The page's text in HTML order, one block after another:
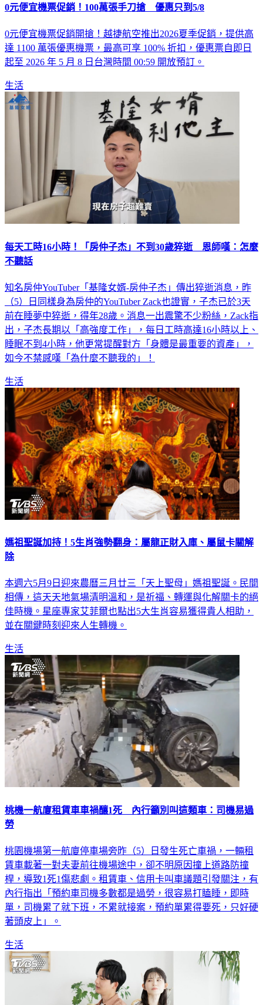
0元便宜機票促銷開搶！越捷航空推出2026夏季促銷，提供高
達 1100 萬張優惠機票，最高可享 100% 折扣，優惠票自即日
生活
每天工時16小時！「房仲子杰」不到30歲猝逝 恩師嘆：怎麼
知名房仲YouTuber「基隆女婿-房仲子杰」傳出猝逝消息，昨
（5）日同樣身為房仲的YouTuber Zack也證實，子杰已於3天
前在睡夢中猝逝，得年28歲。消息一出震驚不少粉絲，Zack指
出，子杰長期以「高強度工作」，每日工時高達16小時以上、
睡眠不到4小時，他更常提醒對方「身體是最重要的資產」，
生活
媽祖聖誕加持！5生肖強勢翻身：屬龍正財入庫、屬鼠卡關解
本週六5月9日迎來農曆三月廿三「天上聖母」媽祖聖誕。民間
相傳，這天天地氣場清明溫和，是祈福、轉運與化解關卡的絕
佳時機。星座專家艾菲爾也點出5大生肖容易獲得貴人相助，
生活
桃機一航廈租賃車車禍釀1死 內行籲別叫這類車：司機易過
桃園機場第一航廈停車場旁昨（5）日發生死亡車禍，一輛租
賃車載著一對夫妻前往機場途中，卻不明原因撞上道路防撞
桿，導致1死1傷悲劇。租賃車、信用卡叫車議題引發關注，有
內行指出「預約車司機多數都是過勞，很容易打瞌睡，即時
單，司機累了就下班，不累就接案，預約單累得要死，只好硬
生活